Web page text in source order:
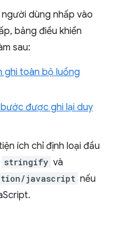
dùng nhấp vào
bảng điều khiển
sau:
ghi toàn bộ luồng
được ghi lại duy
ích chỉ định loại đầu
stringify và
javascript nếu